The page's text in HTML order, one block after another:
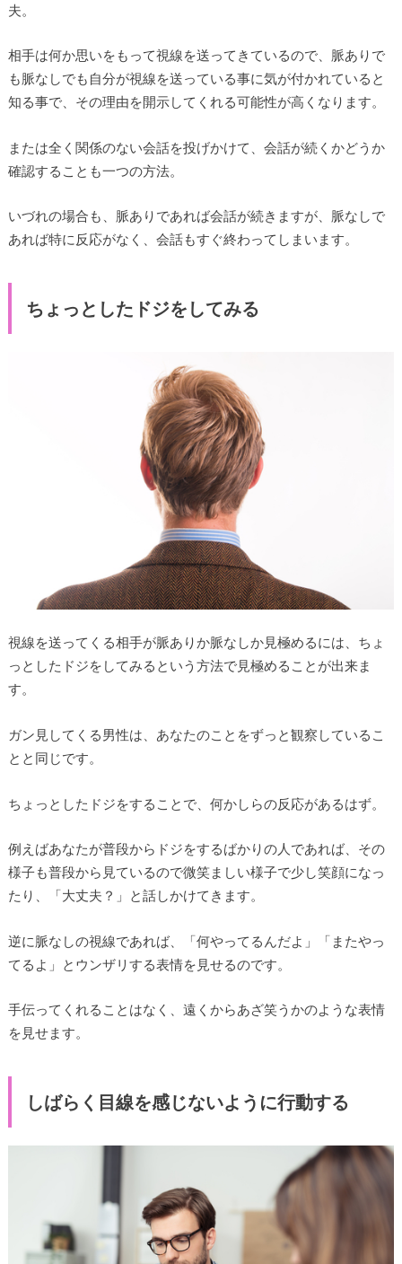
夫。
相手は何か思いをもって視線を送ってきているので、脈ありで
も脈なしでも自分が視線を送っている事に気が付かれていると
知る事で、その理由を開示してくれる可能性が高くなります。
または全く関係のない会話を投げかけて、会話が続くかどうか
確認することも一つの方法。
いづれの場合も、脈ありであれば会話が続きますが、脈なしで
あれば特に反応がなく、会話もすぐ終わってしまいます。
ちょっとしたドジをしてみる
視線を送ってくる相手が脈ありか脈なしか見極めるには、ちょ
っとしたドジをしてみるという方法で見極めることが出来ま
す。
ガン見してくる男性は、あなたのことをずっと観察しているこ
とと同じです。
ちょっとしたドジをすることで、何かしらの反応があるはず。
例えばあなたが普段からドジをするばかりの人であれば、その
様子も普段から見ているので微笑ましい様子で少し笑顔になっ
たり、「大丈夫？」と話しかけてきます。
逆に脈なしの視線であれば、「何やってるんだよ」「またやっ
てるよ」とウンザリする表情を見せるのです。
手伝ってくれることはなく、遠くからあざ笑うかのような表情
を見せます。
しばらく目線を感じないように行動する